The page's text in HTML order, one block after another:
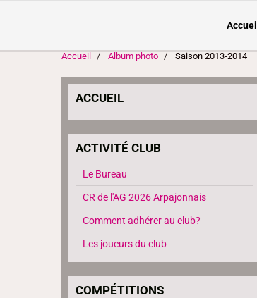
Accueil
Accueil Album photo Saison 2013-2014
ACCUEIL
ACTIVITÉ CLUB
Le Bureau
CR de l'AG 2026 Arpajonnais
Comment adhérer au club?
Les joueurs du club
COMPÉTITIONS